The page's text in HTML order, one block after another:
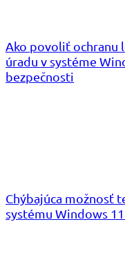
Ako povoliť ochranu
úradu v systéme
bezpečnosti
Chýbajúca možnosť
systému Windows